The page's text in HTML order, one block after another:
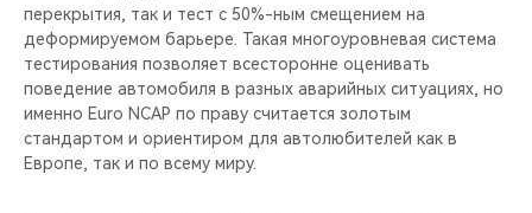
перекрытия, так и тест с 50%-ным смещением на
деформируемом барьере. Такая многоуровневая система
тестирования позволяет всесторонне оценивать
поведение автомобиля в разных аварийных ситуациях, но
именно Euro NCAP по праву считается золотым
стандартом и ориентиром для автолюбителей как в
Европе, так и по всему миру.